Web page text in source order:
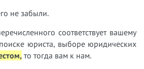
не забыли.
соответствует вашему
юриста, выборе юридических
то тогда вам к нам.